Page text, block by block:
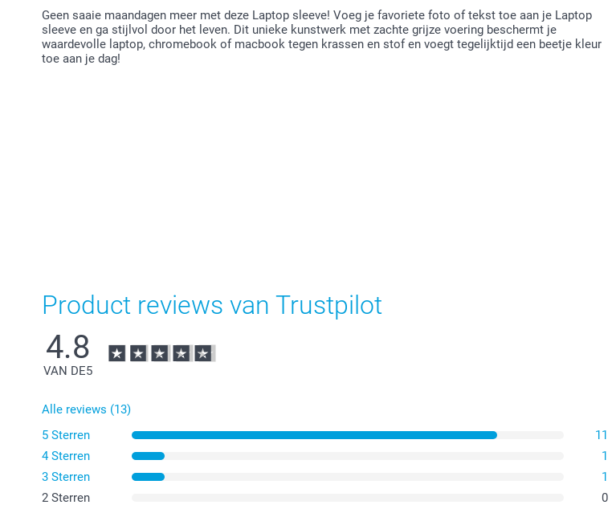
Geen saaie maandagen meer met deze Laptop sleeve! Voeg je favoriete foto of tekst toe aan je Laptop
sleeve en ga stijlvol door het leven. Dit unieke kunstwerk met zachte grijze voering beschermt je
waardevolle laptop, chromebook of macbook tegen krassen en stof en voegt tegelijktijd een beetje kleur
toe aan je dag!
Product reviews van Trustpilot
4.8
VAN DE5
Alle reviews (13)
5 Sterren
11
4 Sterren
1
3 Sterren
1
2 Sterren
0